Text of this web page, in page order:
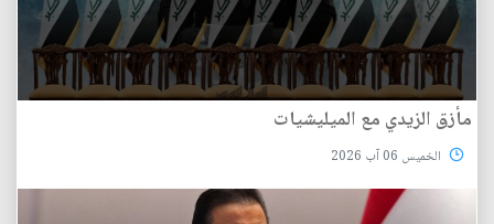
مأزق الزيدي مع الميليشيات
الخميس 06 آب 2026